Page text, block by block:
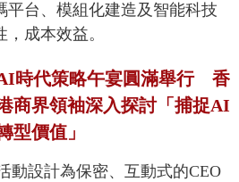
平台、模組化建造及智能科技
成本效益。
時代策略午宴圓滿舉行 香
商界領袖深入探討「捕捉AI
型價值」
動設計為保密、互動式的CEO